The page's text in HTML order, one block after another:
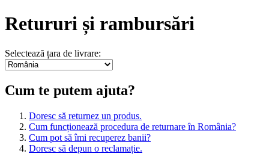
Retururi și rambursări
Selectează țara de livrare:
Cum te putem ajuta?
Doresc să returnez un produs.
Cum funcționează procedura de returnare în România?
Cum pot să îmi recuperez banii?
Doresc să depun o reclamație.